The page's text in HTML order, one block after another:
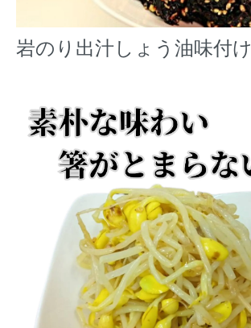
岩のり出汁しょう油味付け